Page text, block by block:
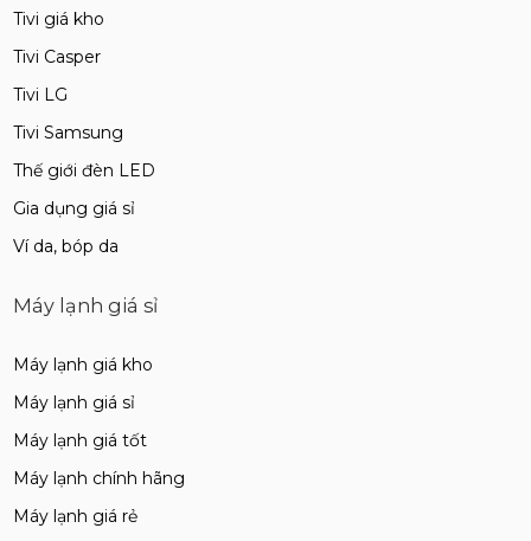
Tivi giá kho
Tivi Casper
Tivi LG
Tivi Samsung
Thế giới đèn LED
Gia dụng giá sỉ
Ví da, bóp da
Máy lạnh giá sỉ
Máy lạnh giá kho
Máy lạnh giá sỉ
Máy lạnh giá tốt
Máy lạnh chính hãng
Máy lạnh giá rẻ